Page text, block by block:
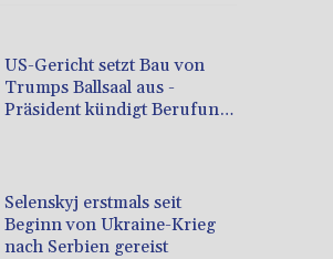
US-Gericht setzt Bau von
Trumps Ballsaal aus -
Präsident kündigt Berufung
Selenskyj erstmals seit
Beginn von Ukraine-Krieg
nach Serbien gereist